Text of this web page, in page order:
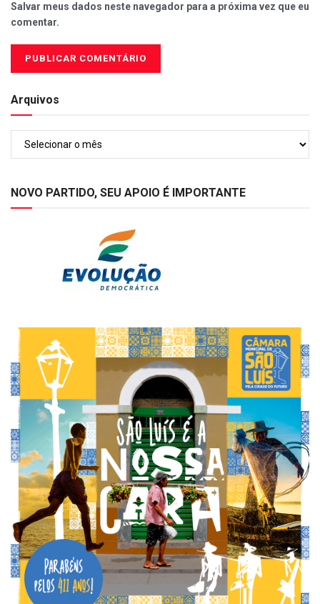
Salvar meus dados neste navegador para a próxima vez que eu
comentar.
Arquivos
NOVO PARTIDO, SEU APOIO É IMPORTANTE